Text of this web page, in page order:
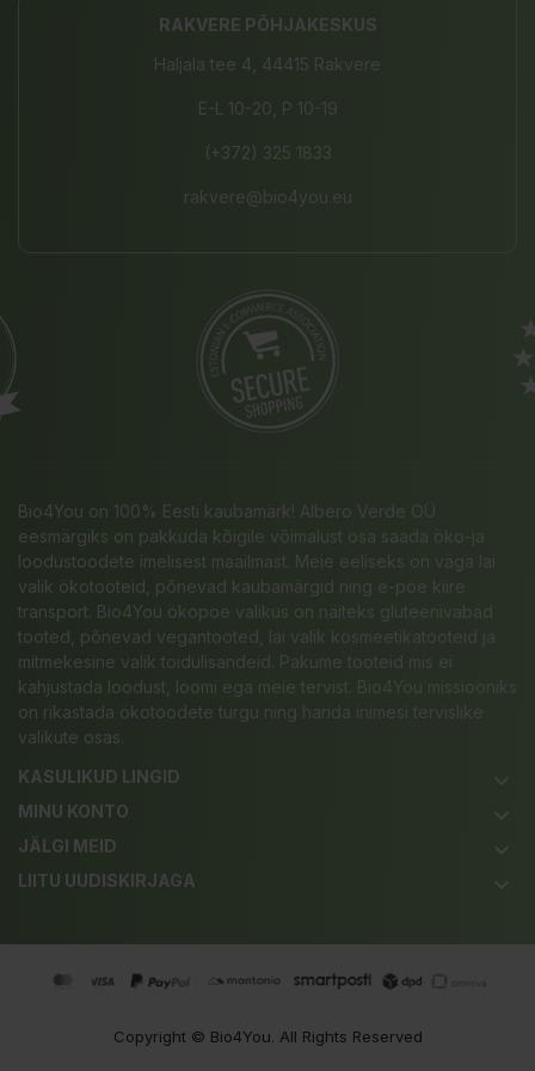
RAKVERE PÕHJAKESKUS
Haljala tee 4, 44415 Rakvere
E-L 10-20, P 10-19
(+372) 325 1833
rakvere@bio4you.eu
Bio4You on 100% Eesti kaubamärk! Albero Verde OÜ
eesmärgiks on pakkuda kõigile võimalust osa saada öko-ja
loodustoodete imelisest maailmast. Meie eeliseks on väga lai
valik ökotooteid, põnevad kaubamärgid ning e-poe kiire
transport. Bio4You ökopoe valikus on näiteks gluteenivabad
tooted, põnevad vegantooted, lai valik kosmeetikatooteid ja
mitmekesine valik toidulisandeid. Pakume tooteid mis ei
kahjustada loodust, loomi ega meie tervist. Bio4You missiooniks
on rikastada ökotoodete turgu ning harida inimesi tervislike
valikute osas.
KASULIKUD LINGID
keyboard_arrow_down
MINU KONTO keyboard_arrow_down
JÄLGI MEID keyboard_arrow_down
LIITU UUDISKIRJAGA keyboard_arrow_down
Copyright © Bio4You. All Rights Reserved